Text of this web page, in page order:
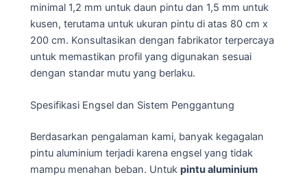
minimal 1,2 mm untuk daun pintu dan 1,5 mm untuk
kusen, terutama untuk ukuran pintu di atas 80 cm x
200 cm. Konsultasikan dengan fabrikator terpercaya
untuk memastikan profil yang digunakan sesuai
dengan standar mutu yang berlaku.
Spesifikasi Engsel dan Sistem Penggantung
Berdasarkan pengalaman kami, banyak kegagalan
pintu aluminium terjadi karena engsel yang tidak
mampu menahan beban. Untuk pintu aluminium